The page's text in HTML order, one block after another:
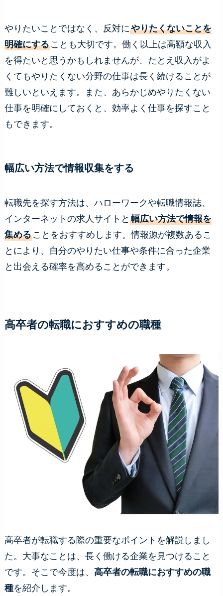
やりたいことではなく、反対にやりたくないことを
明確にすることも大切です。働く以上は高額な収入
を得たいと思うかもしれませんが、たとえ収入がよ
くてもやりたくない分野の仕事は長く続けることが
難しいといえます。また、あらかじめやりたくない
仕事を明確にしておくと、効率よく仕事を探すこと
もできます。
幅広い方法で情報収集をする
転職先を探す方法は、ハローワークや転職情報誌、
インターネットの求人サイトと 幅広い方法で情報を
集めることをおすすめします。情報源が複数あるこ
とにより、自分のやりたい仕事や条件に合った企業
と出会える確率を高めることができます。
高卒者の転職におすすめの職種
高卒者が転職する際の重要なポイントを解説しまし
た。大事なことは、長く働ける企業を見つけること
です。そこで今度は、 高卒者の転職におすすめの職
種を紹介します。